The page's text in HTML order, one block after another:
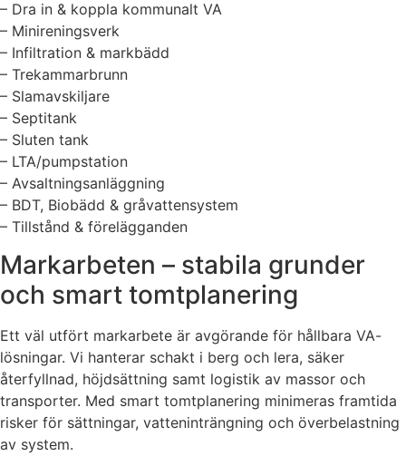
– Dra in & koppla kommunalt VA
– Minireningsverk
– Infiltration & markbädd
– Trekammarbrunn
– Slamavskiljare
– Septitank
– Sluten tank
– LTA/pumpstation
– Avsaltningsanläggning
– BDT, Biobädd & gråvattensystem
– Tillstånd & förelägganden
Markarbeten – stabila grunder
och smart tomtplanering
Ett väl utfört markarbete är avgörande för hållbara VA-
lösningar. Vi hanterar schakt i berg och lera, säker
återfyllnad, höjdsättning samt logistik av massor och
transporter. Med smart tomtplanering minimeras framtida
risker för sättningar, vatteninträngning och överbelastning
av system.